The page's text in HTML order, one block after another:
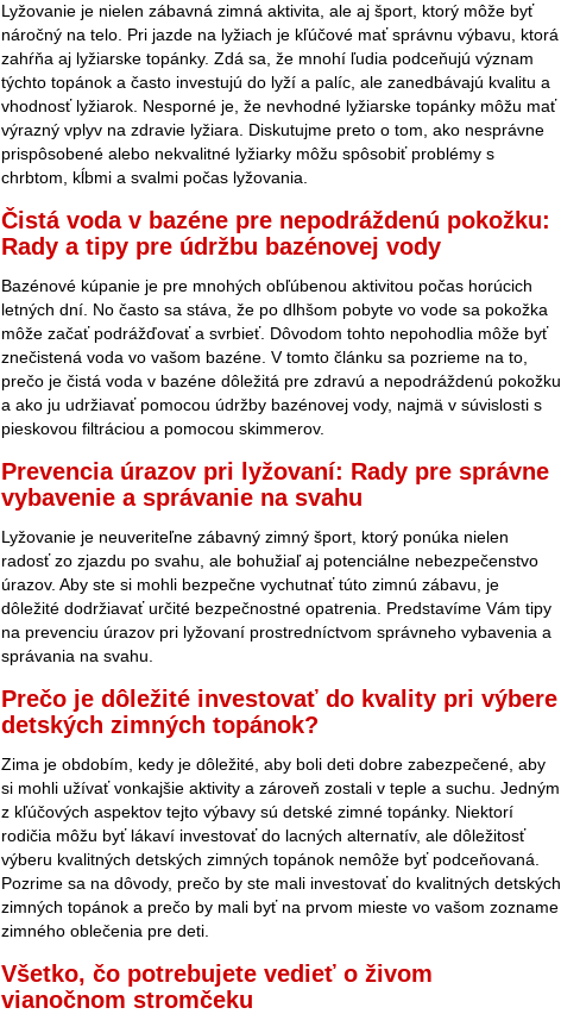
Lyžovanie je nielen zábavná zimná aktivita, ale aj šport, ktorý môže byť
náročný na telo. Pri jazde na lyžiach je kľúčové mať správnu výbavu, ktorá
zahŕňa aj lyžiarske topánky. Zdá sa, že mnohí ľudia podceňujú význam
týchto topánok a často investujú do lyží a palíc, ale zanedbávajú kvalitu a
vhodnosť lyžiarok. Nesporné je, že nevhodné lyžiarske topánky môžu mať
výrazný vplyv na zdravie lyžiara. Diskutujme preto o tom, ako nesprávne
prispôsobené alebo nekvalitné lyžiarky môžu spôsobiť problémy s
chrbtom, kĺbmi a svalmi počas lyžovania.
Čistá voda v bazéne pre nepodráždenú pokožku:
Rady a tipy pre údržbu bazénovej vody
Bazénové kúpanie je pre mnohých obľúbenou aktivitou počas horúcich
letných dní. No často sa stáva, že po dlhšom pobyte vo vode sa pokožka
môže začať podrážďovať a svrbieť. Dôvodom tohto nepohodlia môže byť
znečistená voda vo vašom bazéne. V tomto článku sa pozrieme na to,
prečo je čistá voda v bazéne dôležitá pre zdravú a nepodráždenú pokožku
a ako ju udržiavať pomocou údržby bazénovej vody, najmä v súvislosti s
pieskovou filtráciou a pomocou skimmerov.
Prevencia úrazov pri lyžovaní: Rady pre správne
vybavenie a správanie na svahu
Lyžovanie je neuveriteľne zábavný zimný šport, ktorý ponúka nielen
radosť zo zjazdu po svahu, ale bohužiaľ aj potenciálne nebezpečenstvo
úrazov. Aby ste si mohli bezpečne vychutnať túto zimnú zábavu, je
dôležité dodržiavať určité bezpečnostné opatrenia. Predstavíme Vám tipy
na prevenciu úrazov pri lyžovaní prostredníctvom správneho vybavenia a
správania na svahu.
Prečo je dôležité investovať do kvality pri výbere
detských zimných topánok?
Zima je obdobím, kedy je dôležité, aby boli deti dobre zabezpečené, aby
si mohli užívať vonkajšie aktivity a zároveň zostali v teple a suchu. Jedným
z kľúčových aspektov tejto výbavy sú detské zimné topánky. Niektorí
rodičia môžu byť lákaví investovať do lacných alternatív, ale dôležitosť
výberu kvalitných detských zimných topánok nemôže byť podceňovaná.
Pozrime sa na dôvody, prečo by ste mali investovať do kvalitných detských
zimných topánok a prečo by mali byť na prvom mieste vo vašom zozname
zimného oblečenia pre deti.
Všetko, čo potrebujete vedieť o živom
vianočnom stromčeku